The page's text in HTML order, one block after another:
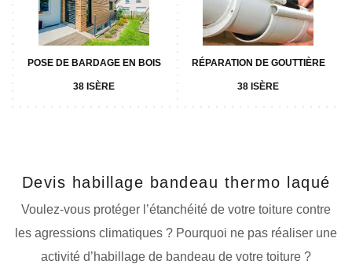
POSE DE BARDAGE EN BOIS
38 ISÈRE
RÉPARATION DE GOUTTIÈRE
38 ISÈRE
Devis habillage bandeau thermo laqué
Voulez-vous protéger l’étanchéité de votre toiture contre
les agressions climatiques ? Pourquoi ne pas réaliser une
activité d’habillage de bandeau de votre toiture ?